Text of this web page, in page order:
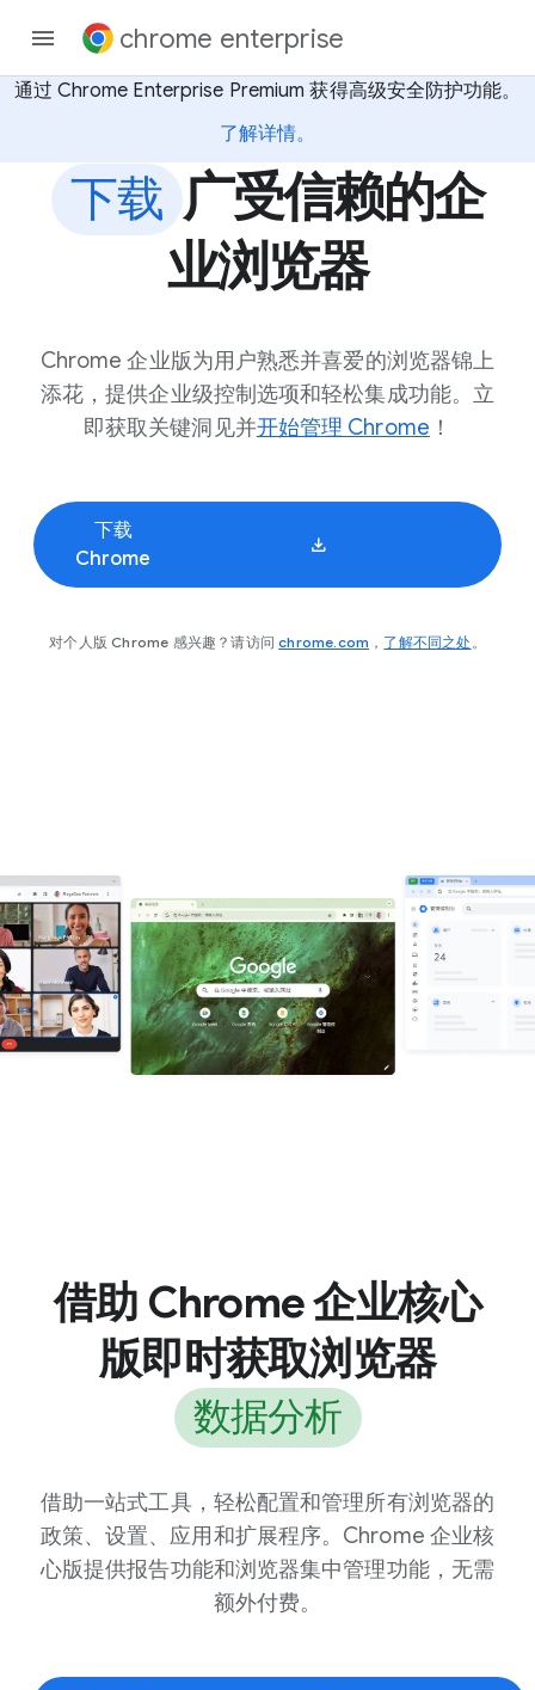
chrome enterprise
通过 Chrome Enterprise Premium 获得高级安全防护功能。
了解详情。
下载 广受信赖的企
业浏览器
Chrome 企业版为用户熟悉并喜爱的浏览器锦上
添花，提供企业级控制选项和轻松集成功能。立
即获取关键洞见并开始管理 Chrome ！
下载
Chrome
对个人版 Chrome 感兴趣？请访问chrome.com ， 了解不同之处 。
借助 Chrome 企业核心
版即时获取浏览器
数据分析
借助一站式工具，轻松配置和管理所有浏览器的
政策、设置、应用和扩展程序。Chrome 企业核
心版提供报告功能和浏览器集中管理功能，无需
额外付费。